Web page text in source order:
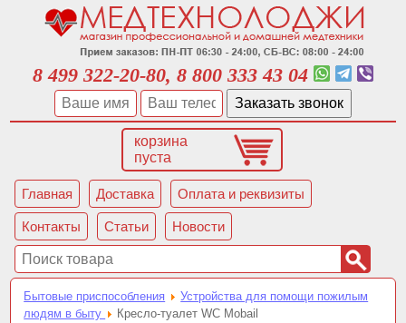
8 499 322-20-80, 8 800 333 43 04
корзина
пуста
Главная Доставка Оплата и реквизиты
Контакты Статьи Новости
Бытовые приспособления
Устройства для помощи пожилым
людям в быту
Кресло-туалет WC Mobail